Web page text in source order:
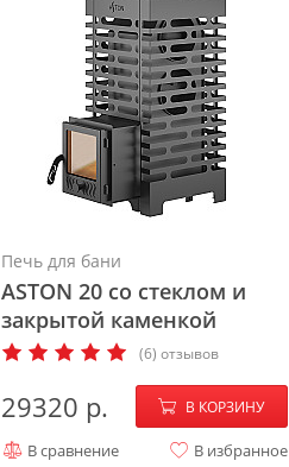
Печь для бани
ASTON 20 со стеклом и
закрытой каменкой
(6) отзывов
29320 − +
В КОРЗИНУ
В сравнение В избранное